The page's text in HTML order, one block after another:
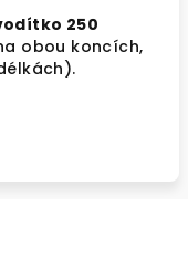
250
obou koncích,